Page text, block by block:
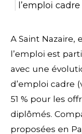
l’emploi
A Saint Nazaire,
l’emploi est
avec une
d’emploi cadre
51 % pour les
diplômés.
proposées en